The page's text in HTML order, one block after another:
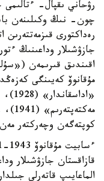
رۋحاني ىقپال- ءتالىمى
چون- نىڭ وكىلىنەن
جازۋشىلار وداعىنىڭ
اقىندىق قىرىمەن
مۇقانوۆ كەيىنگى
كوپتەگەن وچەركتەر
قازاقستان جازۋشىلار
الماعايىپ قاتەرلى